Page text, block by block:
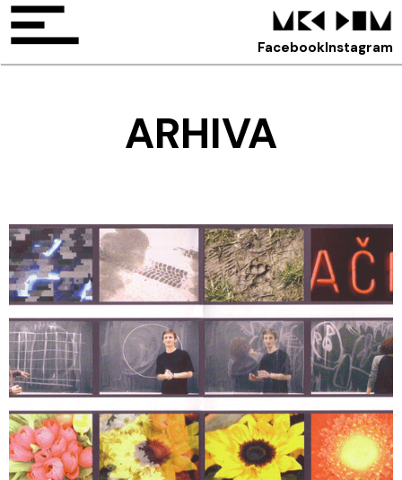
FacebookInstagram
ARHIVA